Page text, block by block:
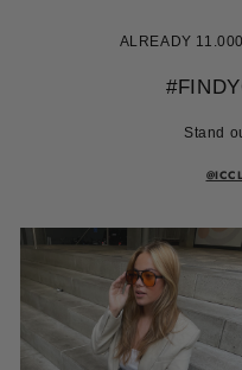
ALREADY
Stand